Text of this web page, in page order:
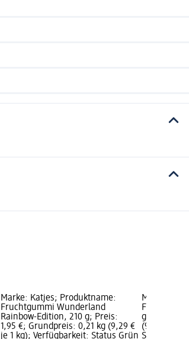
Marke: Katjes; Produktname:
Fruchtgummi Wunderland
Rainbow-Edition, 210 g; Preis:
1,95 €; Grundpreis: 0,21 kg (9,29 €
je 1 kg); Verfügbarkeit: Status Grün
Marke:
g; Preis:
(9,29 € je 1
Status